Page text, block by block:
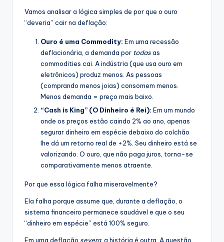
Vamos analisar a lógica simples de por que o ouro
“deveria” cair na deflação:
Ouro é uma Commodity: Em uma recessão
deflacionária, a demanda por todasas
commodities cai. A indústria (que usa ouro em
eletrônicos) produz menos. As pessoas
(comprando menos joias) consomem menos.
Menos demanda = preço mais baixo.
“Cash is King” (O Dinheiro é Rei): Em um mundo
onde os preços estão caindo 2% ao ano, apenas
segurar dinheiro em espécie debaixo do colchão
lhe dá um retorno real de +2%. Seu dinheiro está se
valorizando. O ouro, que não paga juros, torna-se
comparativamente menos atraente.
Por que essa lógica falha miseravelmente?
Ela falha porque assume que, durante a deflação, o
sistema financeiro permanece saudável e que o seu
“dinheiro em espécie” está 100% seguro.
Em uma deflação severa, a história é outra. A questão